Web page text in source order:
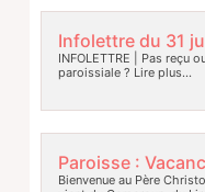
Infolettre du 31
INFOLETTRE | Pas reçu
paroissiale ? Lire plus…
Paroisse :
Bienvenue au Père